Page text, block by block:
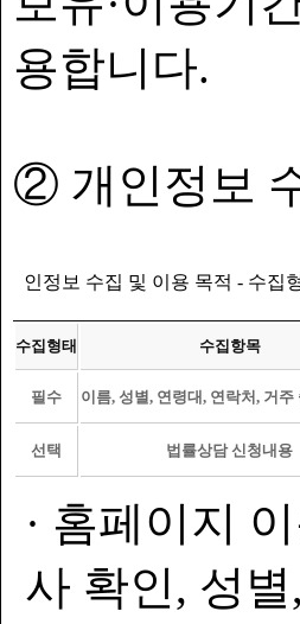
용합니다.
② 개인정보
인정보 수집 및 이용 목적 - 수집
수집형태 수집항목
필수 이름, 성별, 연령대, 연락처, 거주
선택 법률상담 신청내용
· 홈페이지
사 확인, 성